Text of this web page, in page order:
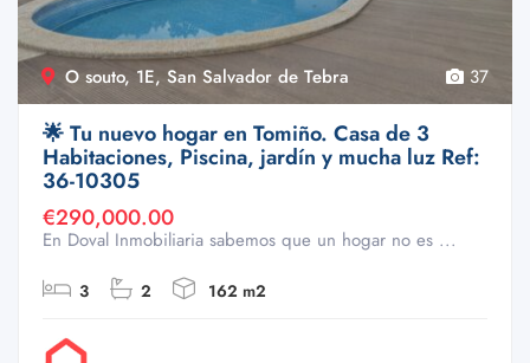
O souto, 1E, San Salvador de Tebra 37
🌟 Tu nuevo hogar en Tomiño. Casa de 3
Habitaciones, Piscina, jardín y mucha luz Ref:
36-10305
€290,000.00
En Doval Inmobiliaria sabemos que un hogar no es ...
3 2 162 m2